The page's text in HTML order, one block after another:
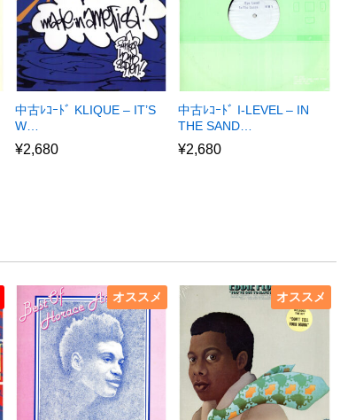
中古ﾚｺｰﾄﾞ KLIQUE – IT’S
W…
¥2,680
中古ﾚｺｰﾄﾞ I-LEVEL – IN
THE SAND…
¥2,680
オススメ オススメ